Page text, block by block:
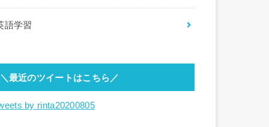
語学習
＼最近のツイートはこちら／
by rinta20200805